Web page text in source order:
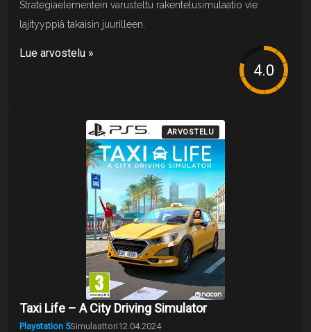
Strategiaelementein varusteltu rakentelusimulaatio vie
lajityyppiä takaisin juurilleen.
Lue arvostelu »
ARVOSTELU
Taxi Life – A City Driving Simulator
Playstation 5Simulaattori12.04.2024